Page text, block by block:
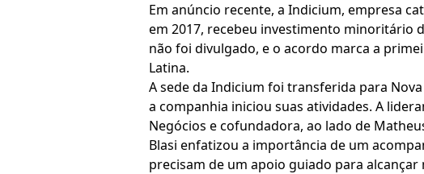
Em anúncio recente, a Indicium, empresa
em 2017, recebeu investimento minoritário
não foi divulgado, e o acordo marca a
Latina.
A sede da Indicium foi transferida para
a companhia iniciou suas atividades. A
Negócios e cofundadora, ao lado de
Blasi enfatizou a importância de um
precisam de um apoio guiado para